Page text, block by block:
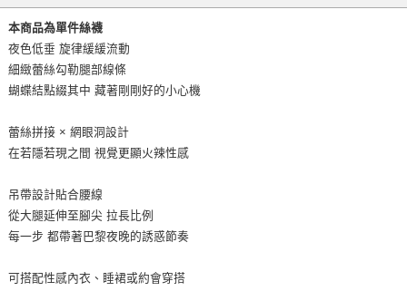
本商品為單件絲襪
夜色低垂 旋律緩緩流動
細緻蕾絲勾勒腿部線條
蝴蝶結點綴其中 藏著剛剛好的小心機
蕾絲拼接 × 網眼洞設計
在若隱若現之間 視覺更顯火辣性感
吊帶設計貼合腰線
從大腿延伸至腳尖 拉長比例
每一步 都帶著巴黎夜晚的誘惑節奏
可搭配性感內衣、睡裙或約會穿搭